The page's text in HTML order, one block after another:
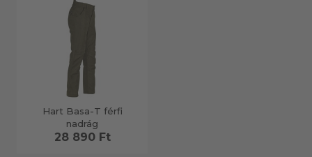
Hart Basa-T férfi
nadrág
28 890 Ft